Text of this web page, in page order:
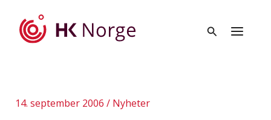
14. september 2006 / Nyheter